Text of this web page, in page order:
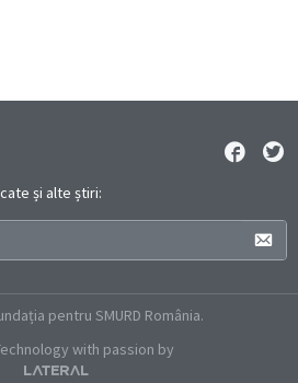
și alte știri:
pentru SMURD România.
with passion by